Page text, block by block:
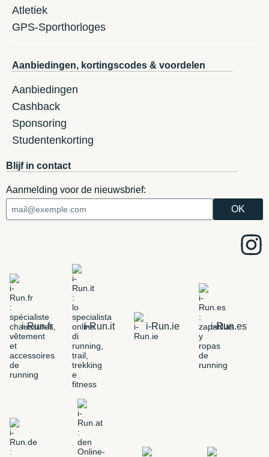
Atletiek
GPS-Sporthorloges
Aanbiedingen, kortingscodes & voordelen
Aanbiedingen
Cashback
Sponsoring
Studentenkorting
Blijf in contact
Aanmelding voor de nieuwsbrief:
i-Run.fr i-Run.it i-Run.ie i-Run.es